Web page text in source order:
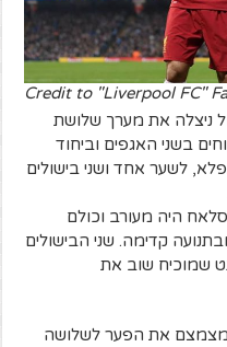
Credit to "Liverpool FC"
ניצלה את מערך שלושת
בשני האגפים וביחוד
לשער אחד ושני בישולים
היה מעורב וכולם
קדימה. שני הבישולים
שמוכיח שוב את
את הפער לשלושה